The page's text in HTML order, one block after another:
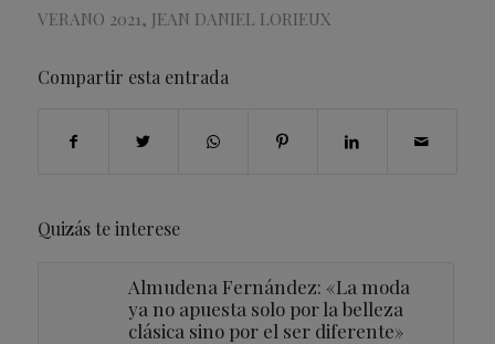
VERANO 2021, JEAN DANIEL LORIEUX
Compartir esta entrada
Quizás te interese
Almudena Fernández: «La moda
ya no apuesta solo por la belleza
clásica sino por el ser diferente»